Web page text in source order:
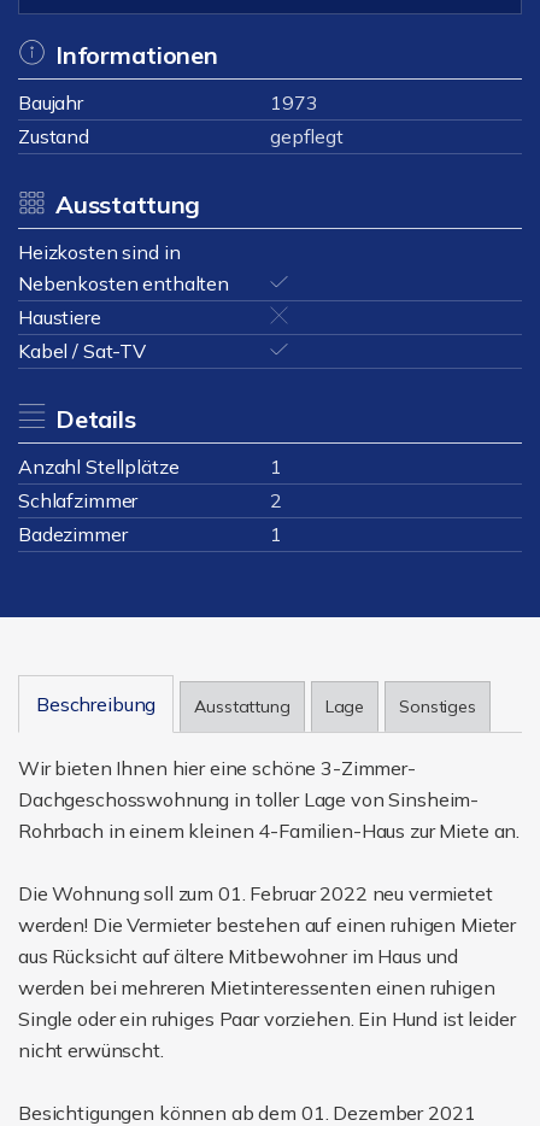
Informationen
Baujahr
1973
Zustand
gepflegt
Ausstattung
Heizkosten sind in
Nebenkosten enthalten
Haustiere
Kabel / Sat-TV
Details
Anzahl Stellplätze
1
Schlafzimmer
2
Badezimmer
1
Beschreibung Ausstattung Lage Sonstiges
Wir bieten Ihnen hier eine schöne 3-Zimmer-
Dachgeschosswohnung in toller Lage von Sinsheim-
Rohrbach in einem kleinen 4-Familien-Haus zur Miete an.
Die Wohnung soll zum 01. Februar 2022 neu vermietet
werden! Die Vermieter bestehen auf einen ruhigen Mieter
aus Rücksicht auf ältere Mitbewohner im Haus und
werden bei mehreren Mietinteressenten einen ruhigen
Single oder ein ruhiges Paar vorziehen. Ein Hund ist leider
nicht erwünscht.
Besichtigungen können ab dem 01. Dezember 2021